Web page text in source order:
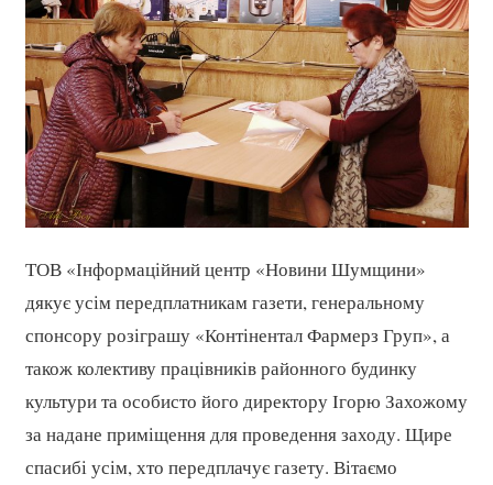
ТОВ «Інформаційний центр «Новини Шумщини»
дякує усім передплатникам газети, генеральному
спонсору розіграшу «Контінентал Фармерз Груп», а
також колективу працівників районного будинку
культури та особисто його директору Ігорю Захожому
за надане приміщення для проведення заходу. Щире
спасибі усім, хто передплачує газету. Вітаємо